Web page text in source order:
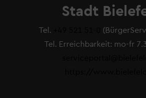
Stadt
Tel.
Tel. Erreichbarkeit: mo-fr